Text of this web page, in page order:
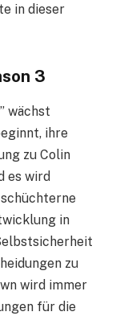
in dieser
3
” wächst
ihre
zu Colin
es wird
in
zu
wird immer
für die